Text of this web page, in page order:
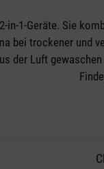
in-1-Geräte. Sie
bei trockener und
der Luft
von 4.92 von 5 Sternen